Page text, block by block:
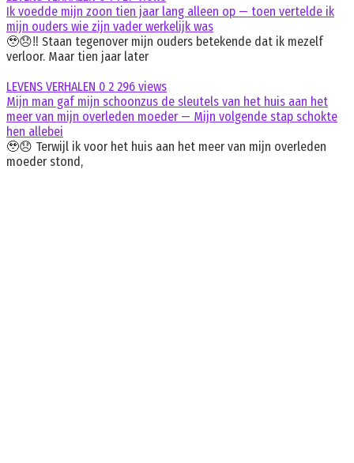
Ik voedde mijn zoon tien jaar lang alleen op — toen vertelde ik
mijn ouders wie zijn vader werkelijk was
🥹😞‼️ Staan tegenover mijn ouders betekende dat ik mezelf
verloor. Maar tien jaar later
LEVENS VERHALEN 0 2 296 views
Mijn man gaf mijn schoonzus de sleutels van het huis aan het
meer van mijn overleden moeder — Mijn volgende stap schokte
hen allebei
🥹😞 Terwijl ik voor het huis aan het meer van mijn overleden
moeder stond,